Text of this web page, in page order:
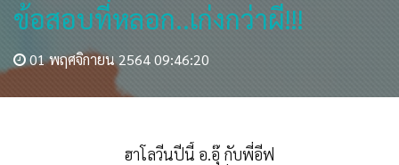
ข้อสอบที่หลอก..เก่งกว่าผี!!!
01 พฤศจิกายน 2564 09:46:20
ฮาโลวีนปีนี้ อ.อุ๊ กับพี่อีฟ